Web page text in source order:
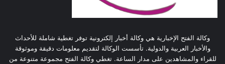
وكالة الفتح الإخبارية هي وكالة أخبار إلكترونية توفر تغطية شاملة للأحداث
والأخبار العربية والدولية. تأسست الوكالة لتقديم معلومات دقيقة وموثوقة
للقراء والمشاهدين على مدار الساعة. تغطي وكالة الفتح مجموعة متنوعة من